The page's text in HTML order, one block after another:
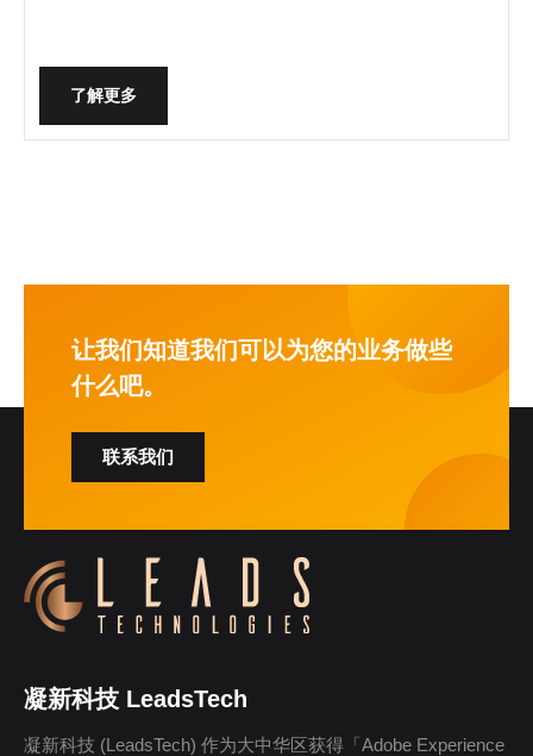
了解更多
让我们知道我们可以为您的业务做些
什么吧。
联系我们
凝新科技 LeadsTech
凝新科技 (LeadsTech) 作为大中华区获得「Adobe Experience